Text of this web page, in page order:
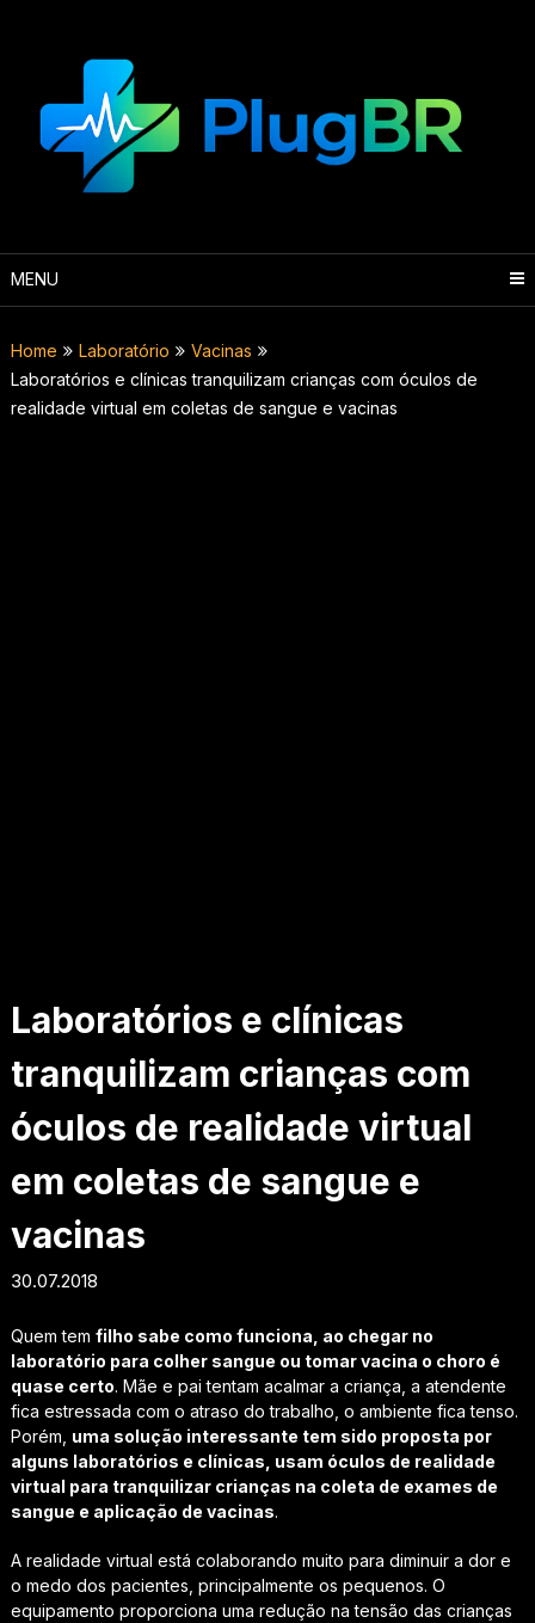
MENU
Home Laboratório
Vacinas
Laboratórios e clínicas tranquilizam crianças com óculos de
realidade virtual em coletas de sangue e vacinas
Laboratórios e clínicas
tranquilizam crianças com
óculos de realidade virtual
em coletas de sangue e
vacinas
30.07.2018
Quem tem filho sabe como funciona, ao chegar no
laboratório para colher sangue ou tomar vacina o choro é
quase certo. Mãe e pai tentam acalmar a criança, a atendente
fica estressada com o atraso do trabalho, o ambiente fica tenso.
Porém, uma solução interessante tem sido proposta por
alguns laboratórios e clínicas, usam óculos de realidade
virtual para tranquilizar crianças na coleta de exames de
sangue e aplicação de vacinas.
A realidade virtual está colaborando muito para diminuir a dor e
o medo dos pacientes, principalmente os pequenos. O
equipamento proporciona uma redução na tensão das crianças